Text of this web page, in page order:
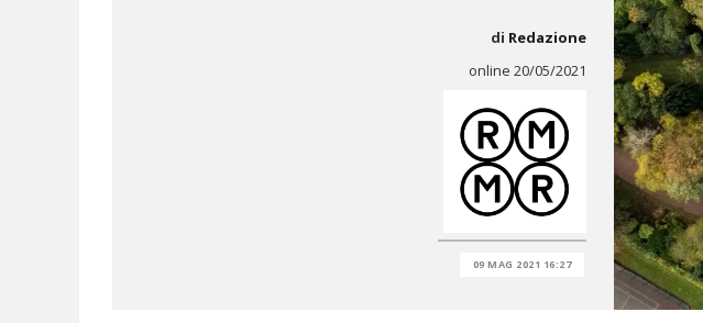
di Redazione
online 20/05/2021
09 MAG 2021 16:27